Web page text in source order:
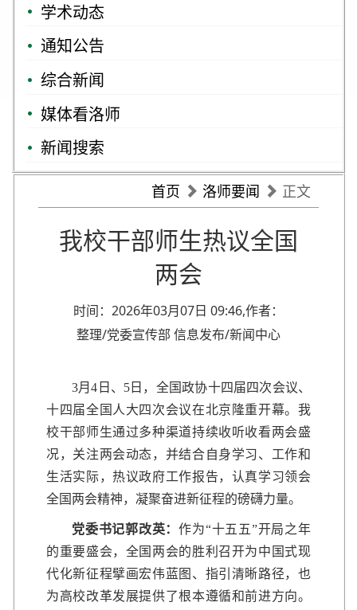
学术动态
通知公告
综合新闻
媒体看洛师
新闻搜索
首页 洛师要闻 正文
我校干部师生热议全国
两会
时间：2026年03月07日 09:46,作者：
整理/党委宣传部 信息发布/新闻中心
3月4日、5日，全国政协十四届四次会议、
十四届全国人大四次会议在北京隆重开幕。我
校干部师生通过多种渠道持续收听收看两会盛
况，关注两会动态，并结合自身学习、工作和
生活实际，热议政府工作报告，认真学习领会
全国两会精神，凝聚奋进新征程的磅礴力量。
党委书记郭改英：作为“十五五”开局之年
的重要盛会，全国两会的胜利召开为中国式现
代化新征程擘画宏伟蓝图、指引清晰路径，也
为高校改革发展提供了根本遵循和前进方向。